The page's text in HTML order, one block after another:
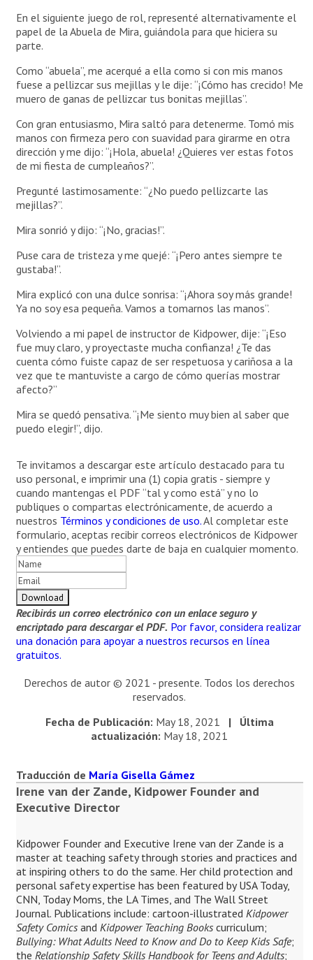
En el siguiente juego de rol, representé alternativamente el
papel de la Abuela de Mira, guiándola para que hiciera su
parte.
Como “abuela”, me acerqué a ella como si con mis manos
fuese a pellizcar sus mejillas y le dije: “¡Cómo has crecido! Me
muero de ganas de pellizcar tus bonitas mejillas”.
Con gran entusiasmo, Mira saltó para detenerme. Tomó mis
manos con firmeza pero con suavidad para girarme en otra
dirección y me dijo: “¡Hola, abuela! ¿Quieres ver estas fotos
de mi fiesta de cumpleaños?”.
Pregunté lastimosamente: “¿No puedo pellizcarte las
mejillas?”.
Mira sonrió y dijo: “¡No, gracias!”.
Puse cara de tristeza y me quejé: “¡Pero antes siempre te
gustaba!”.
Mira explicó con una dulce sonrisa: “¡Ahora soy más grande!
Ya no soy esa pequeña. Vamos a tomarnos las manos”.
Volviendo a mi papel de instructor de Kidpower, dije: “¡Eso
fue muy claro, y proyectaste mucha confianza! ¿Te das
cuenta cómo fuiste capaz de ser respetuosa y cariñosa a la
vez que te mantuviste a cargo de cómo querías mostrar
afecto?”
Mira se quedó pensativa. “¡Me siento muy bien al saber que
puedo elegir!”, dijo.
Te invitamos a descargar este artículo destacado para tu
uso personal, e imprimir una (1) copia gratis - siempre y
cuando mantengas el PDF “tal y como está” y no lo
publiques o compartas electrónicamente, de acuerdo a
nuestros Términos y condiciones de uso.Al completar este
formulario, aceptas recibir correos electrónicos de Kidpower
y entiendes que puedes darte de baja en cualquier momento.
Recibirás un correo electrónico con un enlace seguro y
encriptado para descargar el PDF. Por favor, considera realizar
una donación para apoyar a nuestros recursos en línea
gratuitos.
Derechos de autor © 2021 - presente. Todos los derechos
reservados.
Fecha de Publicación: May 18, 2021 | Última
actualización: May 18, 2021
Traducción de María Gisella Gámez
Irene van der Zande, Kidpower Founder and
Executive Director
Kidpower Founder and Executive Irene van der Zande is a
master at teaching safety through stories and practices and
at inspiring others to do the same. Her child protection and
personal safety expertise has been featured by USA Today,
CNN, Today Moms, the LA Times, and The Wall Street
Journal. Publications include: cartoon-illustrated Kidpower
Safety Comics and Kidpower Teaching Books curriculum;
Bullying: What Adults Need to Know and Do to Keep Kids Safe;
the Relationship Safety Skills Handbook for Teens and Adults;